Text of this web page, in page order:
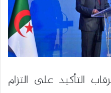
التأكيد على التزام